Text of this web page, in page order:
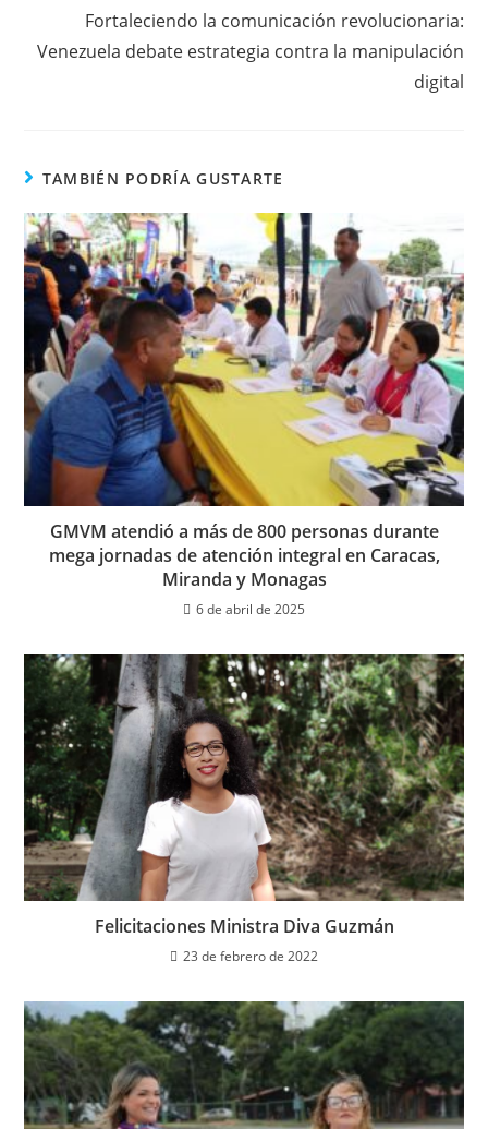
Fortaleciendo la comunicación revolucionaria:
Venezuela debate estrategia contra la manipulación
digital
TAMBIÉN PODRÍA GUSTARTE
GMVM atendió a más de 800 personas durante
mega jornadas de atención integral en Caracas,
Miranda y Monagas
6 de abril de 2025
Felicitaciones Ministra Diva Guzmán
23 de febrero de 2022